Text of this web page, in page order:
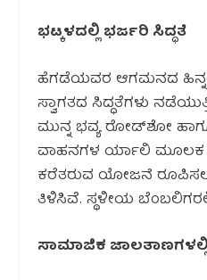
ಭಟ್ಕಳದಲ್ಲಿ ಭರ್ಜರಿ ಸಿದ್ಧತೆ
ಹೆಗಡೆಯವರ ಆಗಮನದ
ಸ್ವಾಗತದ ಸಿದ್ಧತೆಗಳು
ಮುನ್ನ ಭವ್ಯ ರೋಡ್‌ಶೋ
ವಾಹನಗಳ ರ್ಯಾಲಿ ಮೂಲಕ
ಕರೆತರುವ ಯೋಜನೆ
ತಿಳಿಸಿವೆ. ಸ್ಥಳೀಯ
ಸಾಮಾಜಿಕ